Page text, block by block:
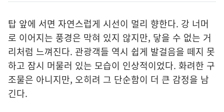
탑 앞에 서면 자연스럽게 시선이 멀리 향한다. 강 너머
로 이어지는 풍경은 막혀 있지 않지만, 닿을 수 없는 거
리처럼 느껴진다. 관광객들 역시 쉽게 발걸음을 떼지 못
하고 잠시 머물러 있는 모습이 인상적이었다. 화려한 구
조물은 아니지만, 오히려 그 단순함이 더 큰 감정을 남
긴다.